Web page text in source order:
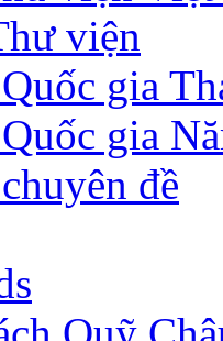
viện
gia
gia
đề